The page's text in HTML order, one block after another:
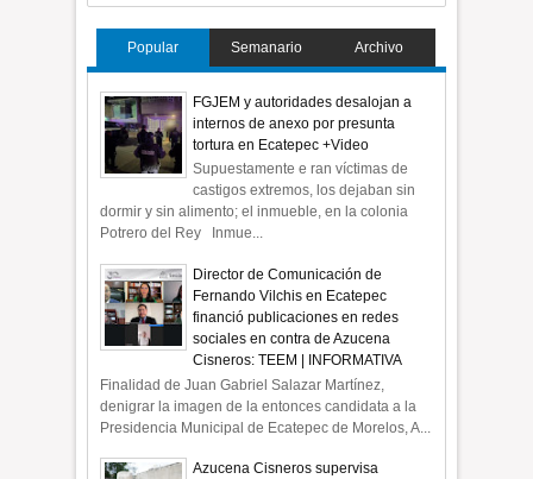
Popular Semanario Archivo
FGJEM y autoridades desalojan a
internos de anexo por presunta
tortura en Ecatepec +Video
Supuestamente e ran víctimas de
castigos extremos, los dejaban sin
dormir y sin alimento; el inmueble, en la colonia
Potrero del Rey Inmue...
Director de Comunicación de
Fernando Vilchis en Ecatepec
financió publicaciones en redes
sociales en contra de Azucena
Cisneros: TEEM | INFORMATIVA
Finalidad de Juan Gabriel Salazar Martínez,
denigrar la imagen de la entonces candidata a la
Presidencia Municipal de Ecatepec de Morelos, A...
Azucena Cisneros supervisa